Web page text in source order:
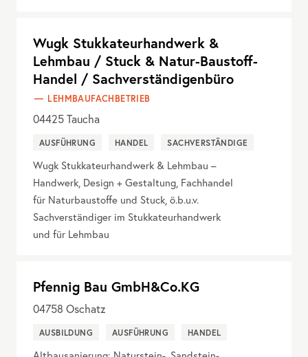
Wugk Stukkateurhandwerk &
Lehmbau / Stuck & Natur-Baustoff-
Handel / Sachverständigenbüro
LEHMBAUFACHBETRIEB
04425Taucha
AUSFÜHRUNG HANDEL SACHVERSTÄNDIGE
Wugk Stukkateurhandwerk & Lehmbau –
Handwerk, Design + Gestaltung, Fachhandel
für Naturbaustoffe und Stuck, ö.b.u.v.
Sachverständiger im Stukkateurhandwerk
und für Lehmbau
Pfennig Bau GmbH&Co.KG
04758 Oschatz
AUSBILDUNG AUSFÜHRUNG HANDEL